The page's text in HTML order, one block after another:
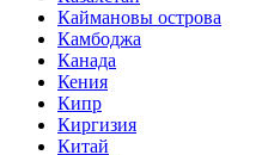
Каймановы острова
Камбоджа
Канада
Кения
Кипр
Киргизия
Китай